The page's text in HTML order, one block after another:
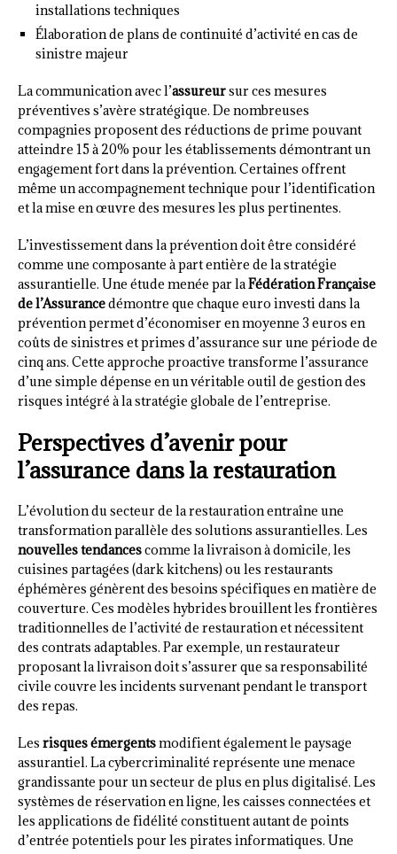
installations techniques
Élaboration de plans de continuité d’activité en cas de
sinistre majeur
La communication avec l’assureursur ces mesures
préventives s’avère stratégique. De nombreuses
compagnies proposent des réductions de prime pouvant
atteindre 15 à 20% pour les établissements démontrant un
engagement fort dans la prévention. Certaines offrent
même un accompagnement technique pour l’identification
et la mise en œuvre des mesures les plus pertinentes.
L’investissement dans la prévention doit être considéré
comme une composante à part entière de la stratégie
assurantielle. Une étude menée par laFédération Française
de l’Assurancedémontre que chaque euro investi dans la
prévention permet d’économiser en moyenne 3 euros en
coûts de sinistres et primes d’assurance sur une période de
cinq ans. Cette approche proactive transforme l’assurance
d’une simple dépense en un véritable outil de gestion des
risques intégré à la stratégie globale de l’entreprise.
Perspectives d’avenir pour
l’assurance dans la restauration
L’évolution du secteur de la restauration entraîne une
transformation parallèle des solutions assurantielles. Les
nouvelles tendancescomme la livraison à domicile, les
cuisines partagées (dark kitchens) ou les restaurants
éphémères génèrent des besoins spécifiques en matière de
couverture. Ces modèles hybrides brouillent les frontières
traditionnelles de l’activité de restauration et nécessitent
des contrats adaptables. Par exemple, un restaurateur
proposant la livraison doit s’assurer que sa responsabilité
civile couvre les incidents survenant pendant le transport
des repas.
Les risques émergentsmodifient également le paysage
assurantiel. La cybercriminalité représente une menace
grandissante pour un secteur de plus en plus digitalisé. Les
systèmes de réservation en ligne, les caisses connectées et
les applications de fidélité constituent autant de points
d’entrée potentiels pour les pirates informatiques. Une